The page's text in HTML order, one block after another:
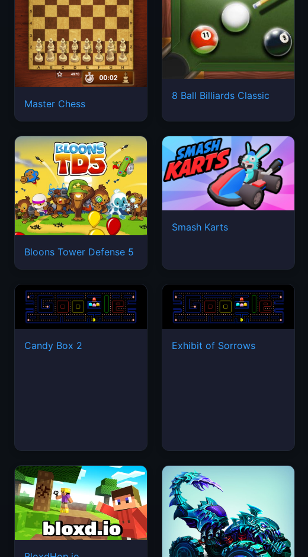
Master Chess
8 Ball Billiards Classic
Bloons Tower Defense 5
Smash Karts
Candy Box 2 Exhibit of Sorrows